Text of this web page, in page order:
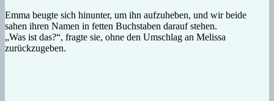
Emma beugte sich hinunter, um ihn aufzuheben, und wir beide
sahen ihren Namen in fetten Buchstaben darauf stehen.
„Was ist das?“, fragte sie, ohne den Umschlag an Melissa
zurückzugeben.